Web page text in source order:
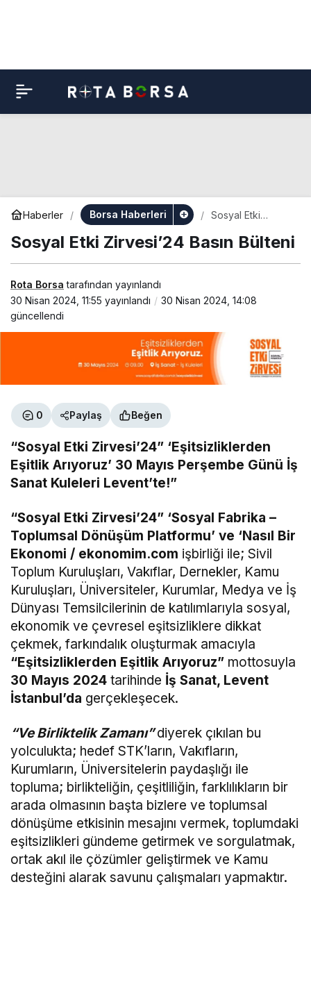
Haberler Borsa Haberleri
Sosyal Etki
Bülteni
Sosyal Etki Zirvesi’24 Basın Bülteni
Rota Borsa tarafından yayınlandı
30 Nisan 2024, 11:55 yayınlandı
30 Nisan 2024, 14:08
güncellendi
0 Paylaş Beğen
“Sosyal Etki Zirvesi’24” ‘Eşitsizliklerden
Eşitlik Arıyoruz’ 30 Mayıs Perşembe Günü İş
Sanat Kuleleri Levent’te!”
“Sosyal Etki Zirvesi’24” ‘Sosyal Fabrika –
Toplumsal Dönüşüm Platformu’ ve ‘Nasıl Bir
Ekonomi / ekonomim.com işbirliği ile; Sivil
Toplum Kuruluşları, Vakıflar, Dernekler, Kamu
Kuruluşları, Üniversiteler, Kurumlar, Medya ve İş
Dünyası Temsilcilerinin de katılımlarıyla sosyal,
ekonomik ve çevresel eşitsizliklere dikkat
çekmek, farkındalık oluşturmak amacıyla
“Eşitsizliklerden Eşitlik Arıyoruz” mottosuyla
30 Mayıs 2024 tarihinde İş Sanat, Levent
İstanbul’da gerçekleşecek.
“Ve Birliktelik Zamanı”diyerek çıkılan bu
yolculukta; hedef STK’ların, Vakıfların,
Kurumların, Üniversitelerin paydaşlığı ile
topluma; birlikteliğin, çeşitliliğin, farklılıkların bir
arada olmasının başta bizlere ve toplumsal
dönüşüme etkisinin mesajını vermek, toplumdaki
eşitsizlikleri gündeme getirmek ve sorgulatmak,
ortak akıl ile çözümler geliştirmek ve Kamu
desteğini alarak savunu çalışmaları yapmaktır.